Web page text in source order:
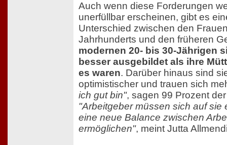
Auch wenn diese Forderungen
unerfüllbar erscheinen, gibt es
Unterschied zwischen den
Jahrhunderts und den früheren
modernen 20- bis 30-Jährigen
besser ausgebildet als ihre
es waren. Darüber hinaus sind
optimistischer und trauen sich
ich gut bin", sagen 99 Prozent
"Arbeitgeber müssen sich auf sie
eine neue Balance zwischen
ermöglichen", meint Jutta